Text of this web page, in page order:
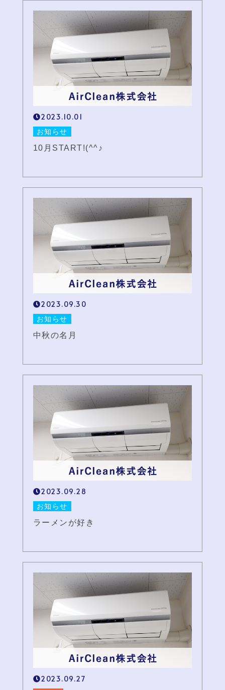
2023.10.01
お知らせ
10月START!(^^♪
2023.09.30
お知らせ
中秋の名月
2023.09.28
お知らせ
ラーメンが好き
2023.09.27